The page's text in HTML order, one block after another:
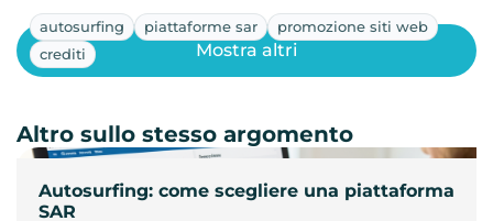
autosurfing piattaforme sar
promozione siti web
crediti
Autosurfing: come scegliere una piattaforma
SAR
Mostra altri
Altro sullo stesso argomento